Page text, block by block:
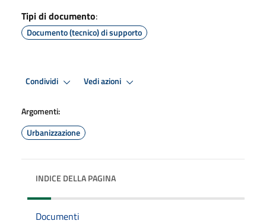
Tipi di documento:
Documento (tecnico) di supporto
Condividi Vedi azioni
Argomenti:
Urbanizzazione
INDICE DELLA PAGINA
Documenti